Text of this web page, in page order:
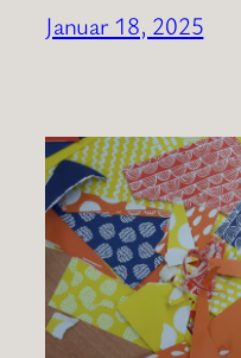
Januar 18, 2025